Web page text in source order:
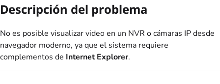
Descripción del problema
No es posible visualizar video en un NVR o cámaras IP desde
navegador moderno, ya que el sistema requiere
complementos de Internet Explorer.